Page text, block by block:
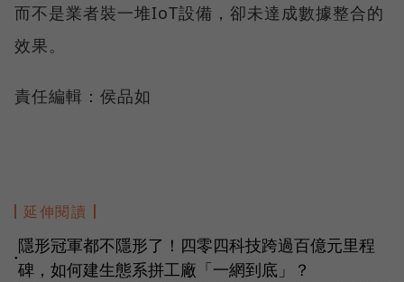
而不是業者裝一堆IoT設備，卻未達成數據整合的
效果。
責任編輯：侯品如
延伸閱讀
●
隱形冠軍都不隱形了！四零四科技跨過百億元里程
碑，如何建生態系拼工廠「一網到底」？